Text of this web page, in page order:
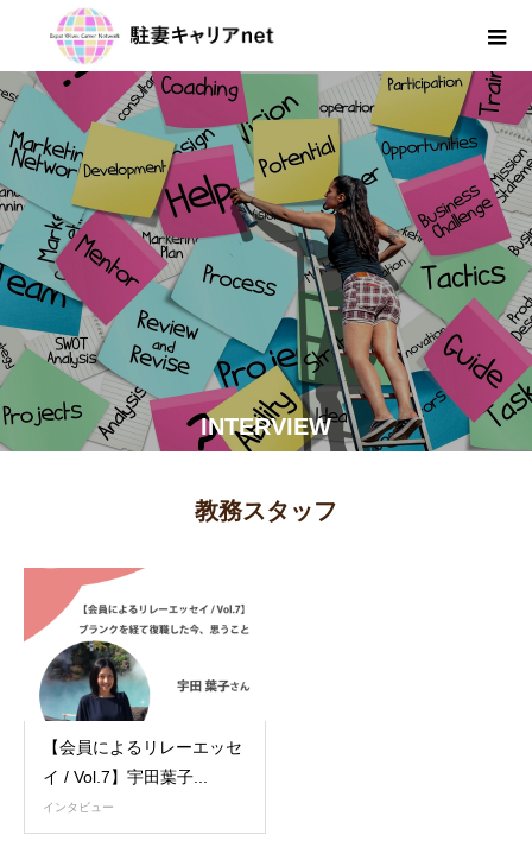
INTERVIEW
教務スタッフ
【会員によるリレーエッセ
イ / Vol.7】宇田葉子...
インタビュー